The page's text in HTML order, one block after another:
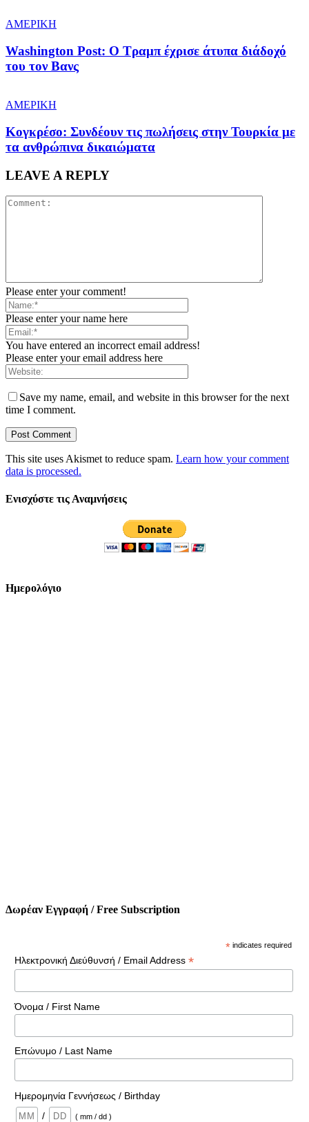
ΑΜΕΡΙΚΗ
Washington Post: Ο Τραμπ έχρισε άτυπα διάδοχό
του τον Βανς
ΑΜΕΡΙΚΗ
Κογκρέσο: Συνδέουν τις πωλήσεις στην Τουρκία με
τα ανθρώπινα δικαιώματα
LEAVE A REPLY
Please enter your comment!
Please enter your name here
You have entered an incorrect email address!
Please enter your email address here
Save my name, email, and website in this browser for the next
time I comment.
This site uses Akismet to reduce spam. Learn how your comment
data is processed.
Ενισχύστε τις Αναμνήσεις
Ημερολόγιο
Δωρέαν Εγγραφή / Free Subscription
* indicates required
Ηλεκτρονική Διεύθυνσή / Email Address *
Όνομα / First Name
Επώνυμο / Last Name
Ημερομηνία Γεννήσεως / Birthday
/
( mm / dd )